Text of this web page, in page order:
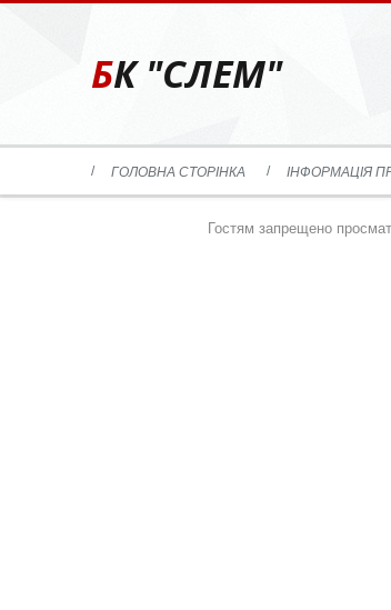
БК "СЛЕМ"
ГОЛОВНА СТОРІНКА ІНФОРМАЦІЯ
Гостям запрещено